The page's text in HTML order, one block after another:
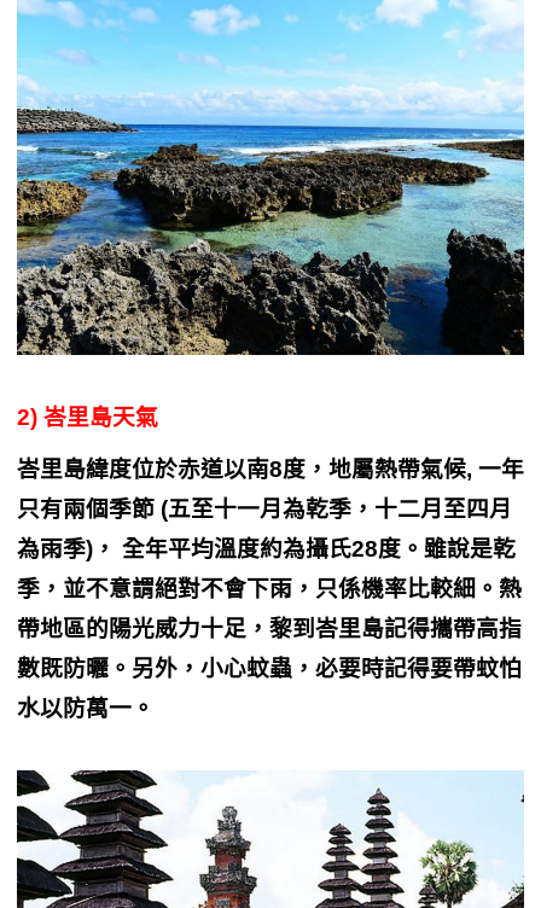
2) 峇里島天氣
峇里島緯度位於赤道以南8度，地屬熱帶氣候, 一年
只有兩個季節 (五至十一月為乾季，十二月至四月
為雨季)， 全年平均溫度約為攝氏28度。雖說是乾
季，並不意謂絕對不會下雨，只係機率比較細。熱
帶地區的陽光威力十足，黎到峇里島記得攜帶高指
數既防曬。另外，小心蚊蟲，必要時記得要帶蚊怕
水以防萬一。